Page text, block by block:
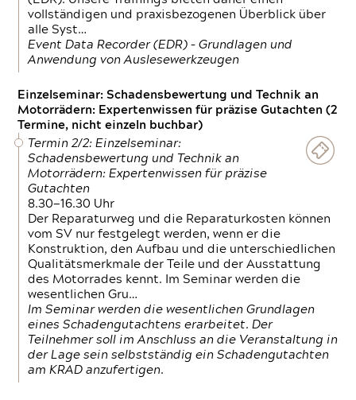
vollständigen und praxisbezogenen Überblick über
alle Syst…
Event Data Recorder (EDR) – Grundlagen und
Anwendung von Auslesewerkzeugen
Einzelseminar: Schadensbewertung und Technik an
Motorrädern: Expertenwissen für präzise Gutachten (2
Termine, nicht einzeln buchbar)
Termin 2/2: Einzelseminar:
Schadensbewertung und Technik an
Motorrädern: Expertenwissen für präzise
Gutachten
8.30—16.30 Uhr
Der Reparaturweg und die Reparaturkosten können
vom SV nur festgelegt werden, wenn er die
Konstruktion, den Aufbau und die unterschiedlichen
Qualitätsmerkmale der Teile und der Ausstattung
des Motorrades kennt. Im Seminar werden die
wesentlichen Gru…
Im Seminar werden die wesentlichen Grundlagen
eines Schadengutachtens erarbeitet. Der
Teilnehmer soll im Anschluss an die Veranstaltung in
der Lage sein selbstständig ein Schadengutachten
am KRAD anzufertigen.